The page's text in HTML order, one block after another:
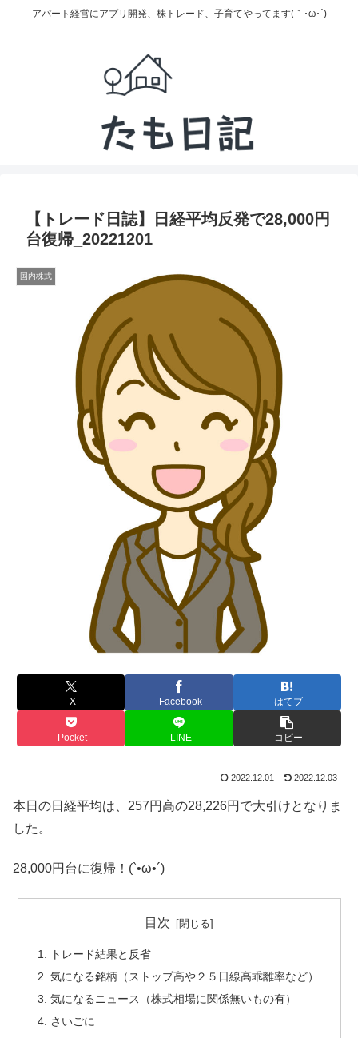
アパート経営にアプリ開発、株トレード、子育てやってます(｀･ω･´)
【トレード日誌】日経平均反発で28,000円
台復帰_20221201
国内株式
X Facebook はてブ
Pocket LINE コピー
2022.12.01 2022.12.03
本日の日経平均は、257円高の28,226円で大引けとなりま
した。
28,000円台に復帰！(`•ω•´)
目次
トレード結果と反省
気になる銘柄（ストップ高や２５日線高乖離率など）
気になるニュース（株式相場に関係無いもの有）
さいごに